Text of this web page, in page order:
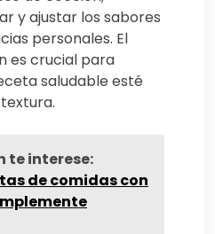
y ajustar los sabores
personales. El
es crucial para
saludable esté
te interese:
de comidas con